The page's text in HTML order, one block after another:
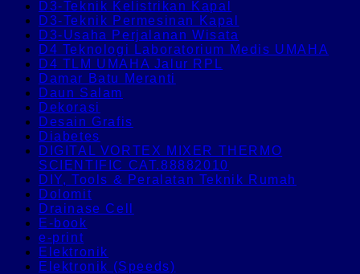
D3-Teknik Kelistrikan Kapal
D3-Teknik Permesinan Kapal
D3-Usaha Perjalanan Wisata
D4 Teknologi Laboratorium Medis UMAHA
D4 TLM UMAHA Jalur RPL
Damar Batu Meranti
Daun Salam
Dekorasi
Desain Grafis
Diabetes
DIGITAL VORTEX MIXER THERMO
SCIENTIFIC CAT.88882010
DIY, Tools & Peralatan Teknik Rumah
Dolomit
Drainase Cell
E-book
e-print
Elektronik
Elektronik (Speeds)